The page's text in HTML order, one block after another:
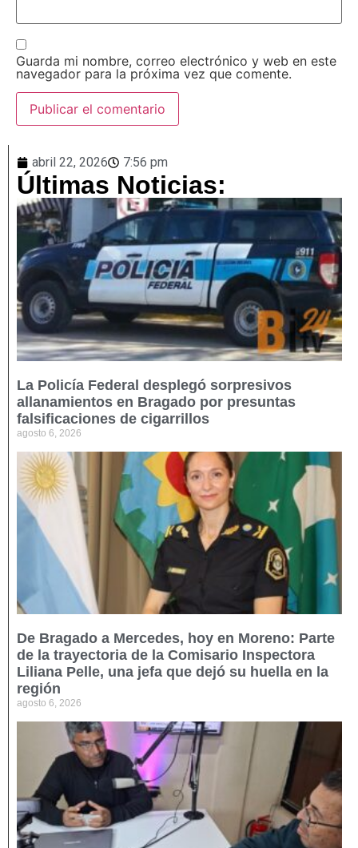
Guarda mi nombre, correo electrónico y web en este
navegador para la próxima vez que comente.
abril 22, 2026 7:56 pm
Últimas Noticias:
La Policía Federal desplegó sorpresivos
allanamientos en Bragado por presuntas
falsificaciones de cigarrillos
agosto 6, 2026
De Bragado a Mercedes, hoy en Moreno: Parte
de la trayectoria de la Comisario Inspectora
Liliana Pelle, una jefa que dejó su huella en la
región
agosto 6, 2026